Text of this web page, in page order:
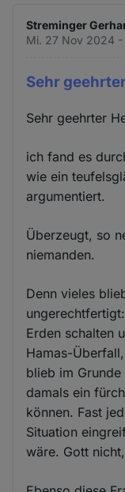
Streminger
Mi. 27 Nov 2024 -
Sehr
Sehr geehrter
ich fand es
wie ein
argumentiert.
Überzeugt, so
niemanden.
Denn vieles
Erden schalten
Hamas-
blieb im
damals ein
können. Fast
Situation
wäre. Gott